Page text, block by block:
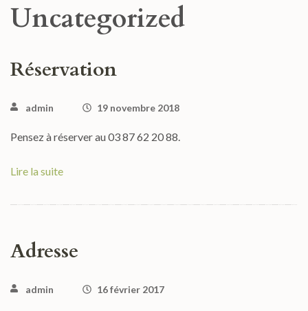
Uncategorized
Réservation
admin 19 novembre 2018
Pensez à réserver au 03 87 62 20 88.
Lire la suite
Adresse
admin 16 février 2017